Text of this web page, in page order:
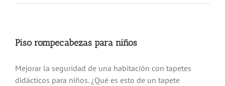
Piso rompecabezas para niños
Mejorar la seguridad de una habitación con tapetes
didácticos para niños. ¿Qué es esto de un tapete